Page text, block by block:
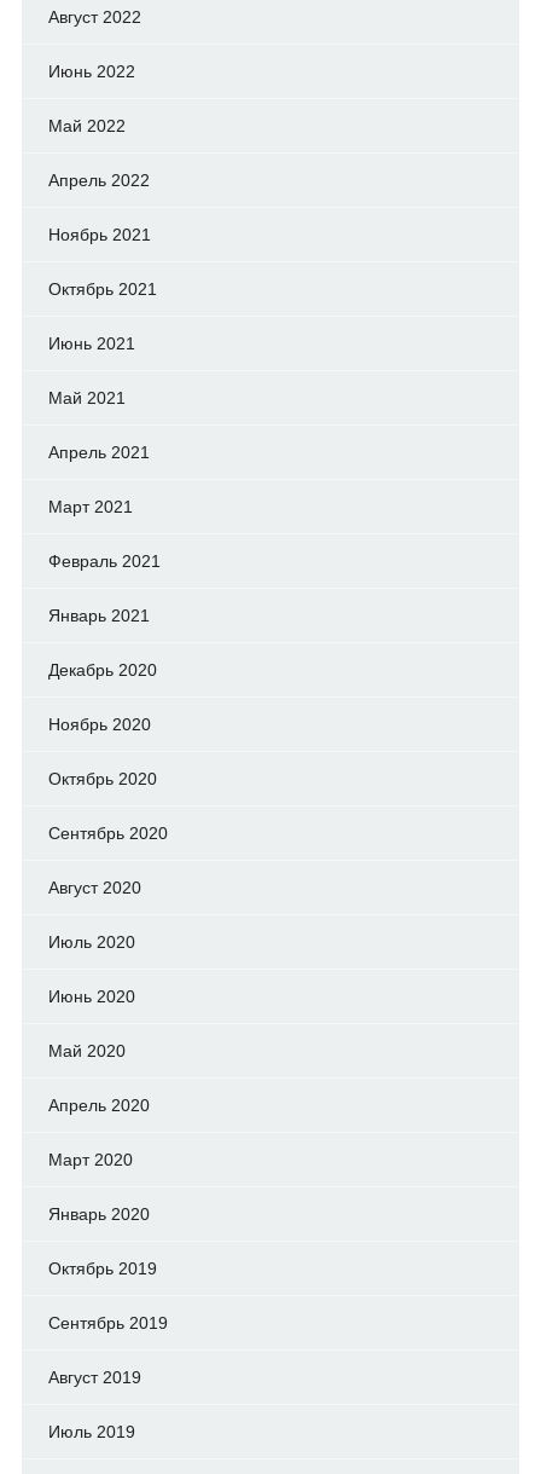
Август 2022
Июнь 2022
Май 2022
Апрель 2022
Ноябрь 2021
Октябрь 2021
Июнь 2021
Май 2021
Апрель 2021
Март 2021
Февраль 2021
Январь 2021
Декабрь 2020
Ноябрь 2020
Октябрь 2020
Сентябрь 2020
Август 2020
Июль 2020
Июнь 2020
Май 2020
Апрель 2020
Март 2020
Январь 2020
Октябрь 2019
Сентябрь 2019
Август 2019
Июль 2019